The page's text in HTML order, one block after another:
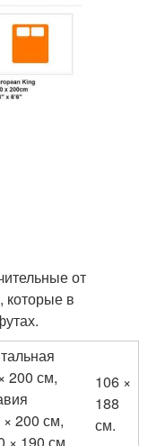
от
которые в
200 см,
200 см,
× 190 см.
106 ×
188
см.